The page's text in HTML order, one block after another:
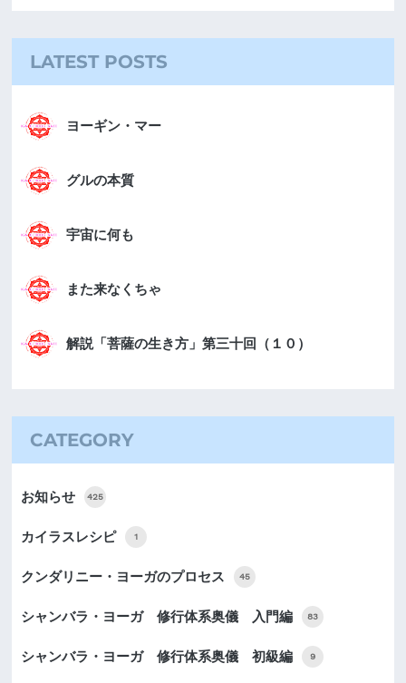
LATEST POSTS
ヨーギン・マー
グルの本質
宇宙に何も
また来なくちゃ
解説「菩薩の生き方」第三十回（１０）
CATEGORY
お知らせ 425
カイラスレシピ 1
クンダリニー・ヨーガのプロセス 45
シャンバラ・ヨーガ 修行体系奥儀 入門編 83
シャンバラ・ヨーガ 修行体系奥儀 初級編 9